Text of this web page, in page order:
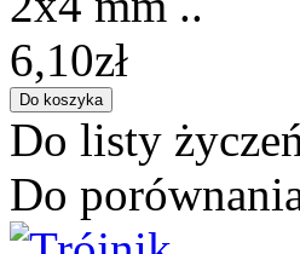
6,10zł
Do listy
Do